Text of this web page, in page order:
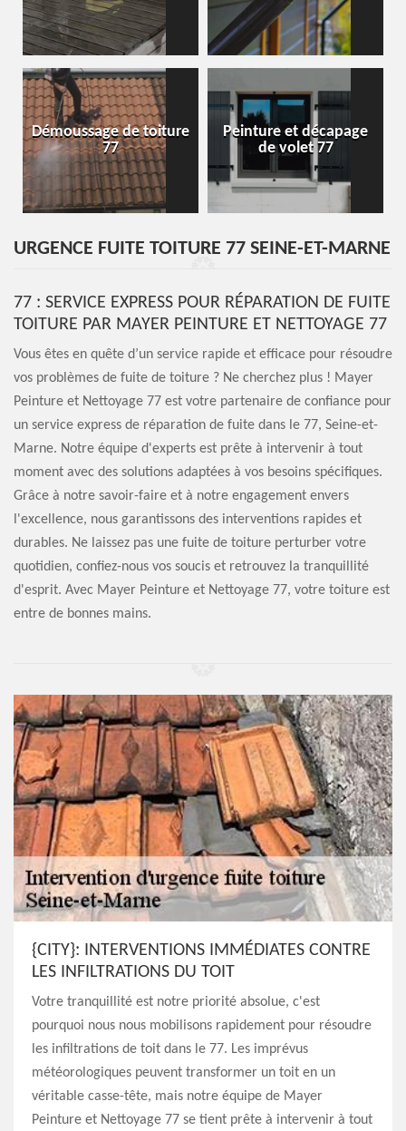
Démoussage de toiture
77
Peinture et décapage
de volet 77
URGENCE FUITE TOITURE 77 SEINE-ET-MARNE
77 : SERVICE EXPRESS POUR RÉPARATION DE FUITE
TOITURE PAR MAYER PEINTURE ET NETTOYAGE 77
Vous êtes en quête d’un service rapide et efficace pour résoudre
vos problèmes de fuite de toiture ? Ne cherchez plus ! Mayer
Peinture et Nettoyage 77 est votre partenaire de confiance pour
un service express de réparation de fuite dans le 77, Seine-et-
Marne. Notre équipe d'experts est prête à intervenir à tout
moment avec des solutions adaptées à vos besoins spécifiques.
Grâce à notre savoir-faire et à notre engagement envers
l'excellence, nous garantissons des interventions rapides et
durables. Ne laissez pas une fuite de toiture perturber votre
quotidien, confiez-nous vos soucis et retrouvez la tranquillité
d'esprit. Avec Mayer Peinture et Nettoyage 77, votre toiture est
entre de bonnes mains.
{CITY}: INTERVENTIONS IMMÉDIATES CONTRE
LES INFILTRATIONS DU TOIT
Votre tranquillité est notre priorité absolue, c'est
pourquoi nous nous mobilisons rapidement pour résoudre
les infiltrations de toit dans le 77. Les imprévus
météorologiques peuvent transformer un toit en un
véritable casse-tête, mais notre équipe de Mayer
Peinture et Nettoyage 77 se tient prête à intervenir à tout